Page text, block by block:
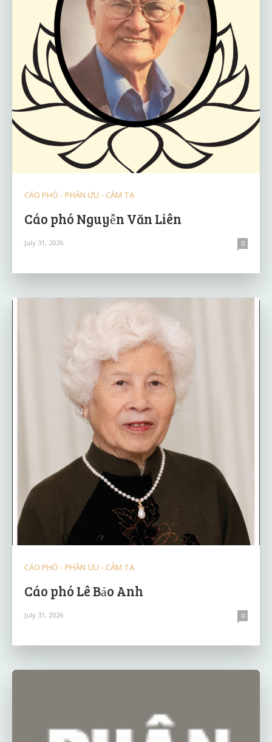
CÁO PHÓ - PHÂN ƯU - CẢM TẠ
Cáo phó Nguyễn Văn Liên
July 31, 2026 0
CÁO PHÓ - PHÂN ƯU - CẢM TẠ
Cáo phó Lê Bảo Anh
July 31, 2026 0